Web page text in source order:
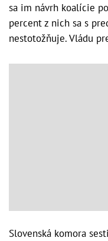
sa im návrh koalície
percent z nich sa s
nestotožňuje. Vládu
Slovenská komora